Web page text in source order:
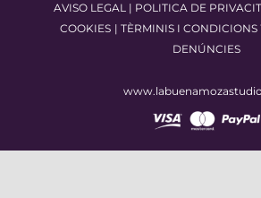
AVISO LEGAL | POLITICA DE
COOKIES | TÈRMINIS I CONDICIONS
DENÚNCIES